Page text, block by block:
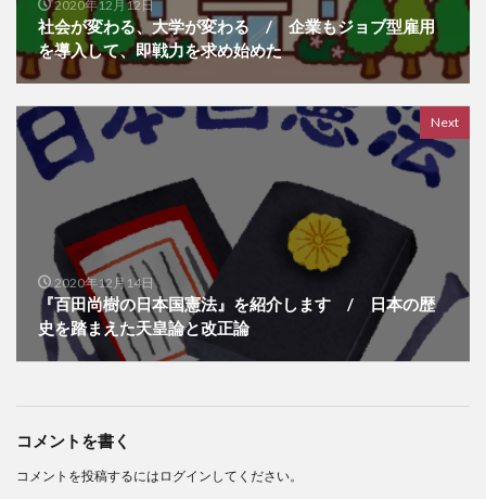
2020年12月12日
社会が変わる、大学が変わる / 企業もジョブ型雇用
を導入して、即戦力を求め始めた
Next
2020年12月14日
『百田尚樹の日本国憲法』を紹介します / 日本の歴
史を踏まえた天皇論と改正論
コメントを書く
コメントを投稿するには ログイン してください。